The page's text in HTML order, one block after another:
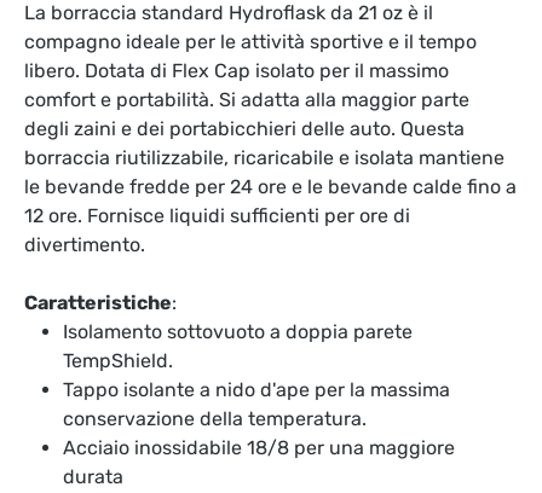
La borraccia standard Hydroflask da 21 oz è il
compagno ideale per le attività sportive e il tempo
libero. Dotata di Flex Cap isolato per il massimo
comfort e portabilità. Si adatta alla maggior parte
degli zaini e dei portabicchieri delle auto. Questa
borraccia riutilizzabile, ricaricabile e isolata mantiene
le bevande fredde per 24 ore e le bevande calde fino a
12 ore. Fornisce liquidi sufficienti per ore di
divertimento.
Caratteristiche:
Isolamento sottovuoto a doppia parete
TempShield.
Tappo isolante a nido d'ape per la massima
conservazione della temperatura.
Acciaio inossidabile 18/8 per una maggiore
durata